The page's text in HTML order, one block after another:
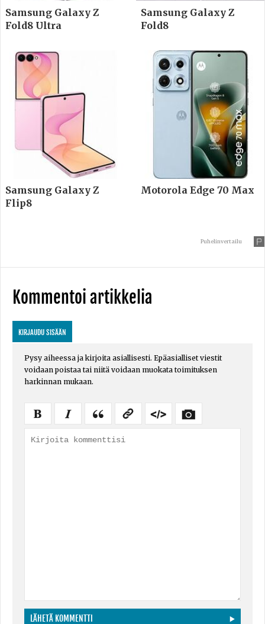
Samsung Galaxy Z
Fold8 Ultra
Samsung Galaxy Z
Fold8
Samsung Galaxy Z
Flip8
Motorola Edge 70 Max
Puhelinvertailu
Kommentoi artikkelia
KIRJAUDU SISÄÄN
Pysy aiheessa ja kirjoita asiallisesti. Epäasialliset viestit
voidaan poistaa tai niitä voidaan muokata toimituksen
harkinnan mukaan.